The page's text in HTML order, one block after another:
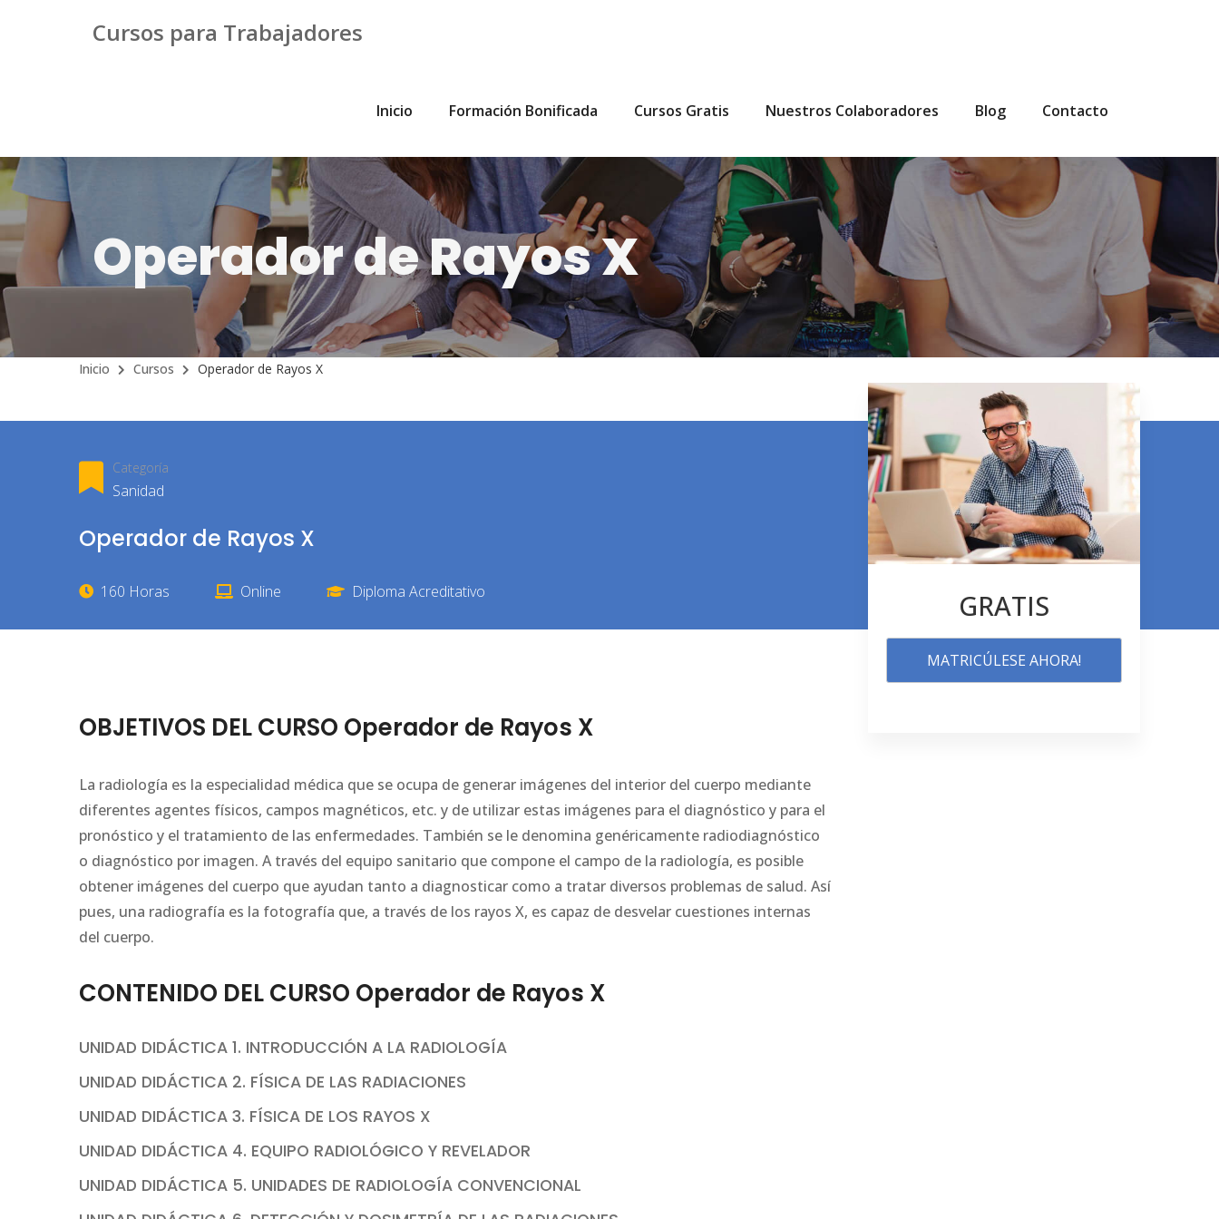
Cursos para Trabajadores
Inicio Formación Bonificada Cursos Gratis Nuestros Colaboradores Blog Contacto
Operador de Rayos X
Inicio Cursos Operador de Rayos X
Categoría
Sanidad
Operador de Rayos X
160 Horas Online Diploma Acreditativo
OBJETIVOS DEL CURSO Operador de Rayos X
La radiología es la especialidad médica que se ocupa de generar imágenes del interior del cuerpo mediante
diferentes agentes físicos, campos magnéticos, etc. y de utilizar estas imágenes para el diagnóstico y para el
pronóstico y el tratamiento de las enfermedades. También se le denomina genéricamente radiodiagnóstico
o diagnóstico por imagen. A través del equipo sanitario que compone el campo de la radiología, es posible
obtener imágenes del cuerpo que ayudan tanto a diagnosticar como a tratar diversos problemas de salud. Así
pues, una radiografía es la fotografía que, a través de los rayos X, es capaz de desvelar cuestiones internas
del cuerpo.
CONTENIDO DEL CURSO Operador de Rayos X
UNIDAD DIDÁCTICA 1. INTRODUCCIÓN A LA RADIOLOGÍA
UNIDAD DIDÁCTICA 2. FÍSICA DE LAS RADIACIONES
UNIDAD DIDÁCTICA 3. FÍSICA DE LOS RAYOS X
UNIDAD DIDÁCTICA 4. EQUIPO RADIOLÓGICO Y REVELADOR
UNIDAD DIDÁCTICA 5. UNIDADES DE RADIOLOGÍA CONVENCIONAL
GRATIS
MATRICÚLESE AHORA!